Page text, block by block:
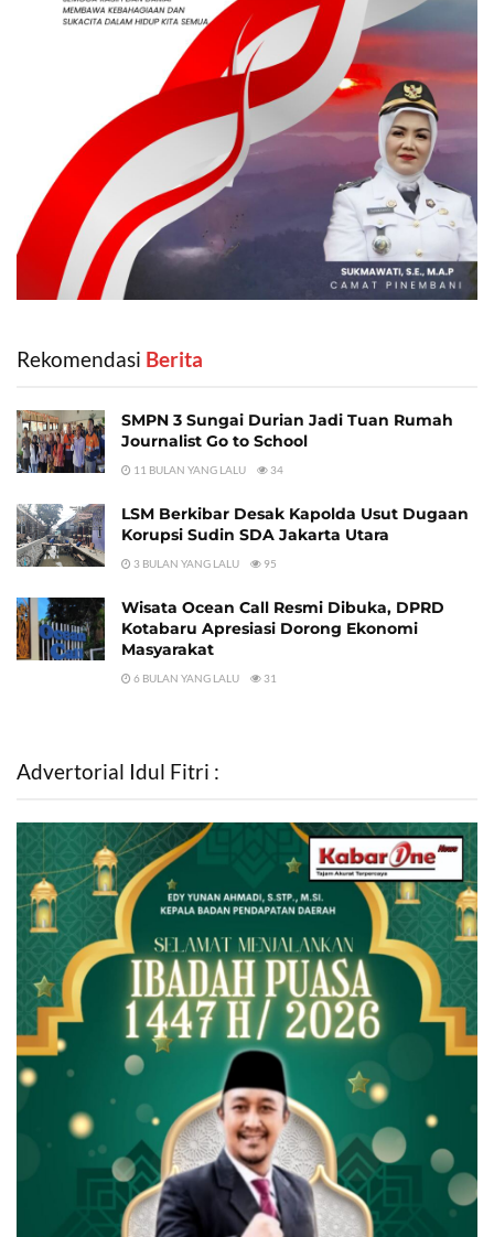
Rekomendasi ‎ Berita
SMPN 3 Sungai Durian Jadi Tuan Rumah
Journalist Go to School
11 BULAN YANG LALU 34
LSM Berkibar Desak Kapolda Usut Dugaan
Korupsi Sudin SDA Jakarta Utara
3 BULAN YANG LALU 95
Wisata Ocean Call Resmi Dibuka, DPRD
Kotabaru Apresiasi Dorong Ekonomi
Masyarakat
6 BULAN YANG LALU 31
Advertorial Idul Fitri :